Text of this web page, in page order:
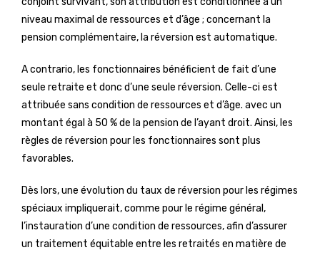
niveau maximal de ressources et d’âge ; concernant la
pension complémentaire, la réversion est automatique.
A contrario, les fonctionnaires bénéficient de fait d’une
seule retraite et donc d’une seule réversion. Celle-ci est
attribuée sans condition de ressources et d’âge. avec un
montant égal à 50 % de la pension de l’ayant droit. Ainsi, les
règles de réversion pour les fonctionnaires sont plus
favorables.
Dès lors, une évolution du taux de réversion pour les régimes
spéciaux impliquerait, comme pour le régime général,
l’instauration d’une condition de ressources, afin d’assurer
un traitement équitable entre les retraités en matière de